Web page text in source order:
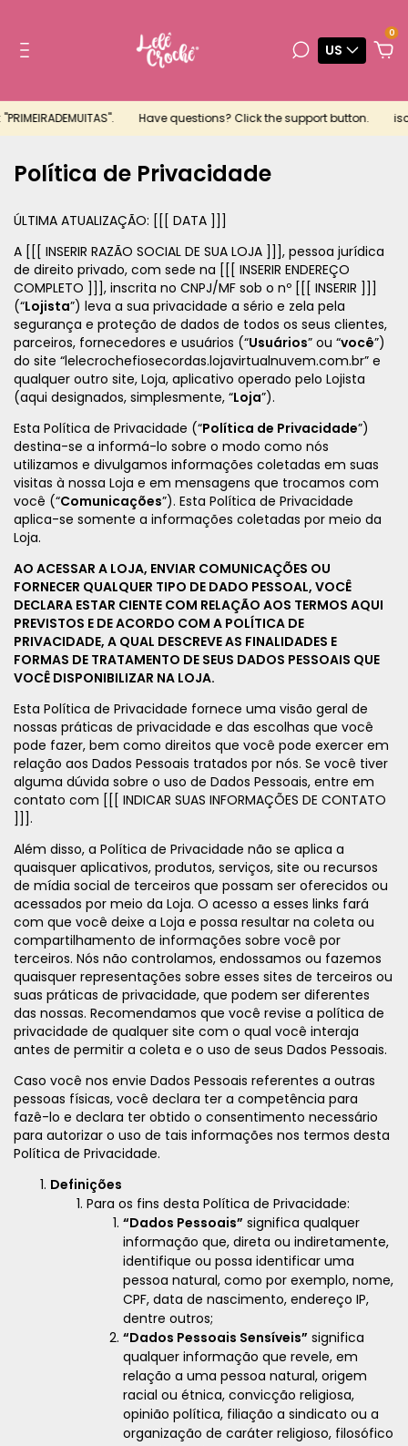
US
0
Have questions? Click the support button. iscount
Política de Privacidade
ÚLTIMA ATUALIZAÇÃO: [[[ DATA ]]]
A [[[ INSERIR RAZÃO SOCIAL DE SUA LOJA ]]], pessoa jurídica
de direito privado, com sede na [[[ INSERIR ENDEREÇO
COMPLETO ]]], inscrita no CNPJ/MF sob o nº [[[ INSERIR ]]]
(“Lojista”) leva a sua privacidade a sério e zela pela
segurança e proteção de dados de todos os seus clientes,
parceiros, fornecedores e usuários (“Usuários” ou “você”)
do site “lelecrochefiosecordas.lojavirtualnuvem.com.br” e
qualquer outro site, Loja, aplicativo operado pelo Lojista
(aqui designados, simplesmente, “Loja”).
Esta Política de Privacidade (“Política de Privacidade”)
destina-se a informá-lo sobre o modo como nós
utilizamos e divulgamos informações coletadas em suas
visitas à nossa Loja e em mensagens que trocamos com
você (“Comunicações”). Esta Política de Privacidade
aplica-se somente a informações coletadas por meio da
Loja.
AO ACESSAR A LOJA, ENVIAR COMUNICAÇÕES OU
FORNECER QUALQUER TIPO DE DADO PESSOAL, VOCÊ
DECLARA ESTAR CIENTE COM RELAÇÃO AOS TERMOS AQUI
PREVISTOS E DE ACORDO COM A POLÍTICA DE
PRIVACIDADE, A QUAL DESCREVE AS FINALIDADES E
FORMAS DE TRATAMENTO DE SEUS DADOS PESSOAIS QUE
VOCÊ DISPONIBILIZAR NA LOJA.
Esta Política de Privacidade fornece uma visão geral de
nossas práticas de privacidade e das escolhas que você
pode fazer, bem como direitos que você pode exercer em
relação aos Dados Pessoais tratados por nós. Se você tiver
alguma dúvida sobre o uso de Dados Pessoais, entre em
contato com [[[ INDICAR SUAS INFORMAÇÕES DE CONTATO
]]].
Além disso, a Política de Privacidade não se aplica a
quaisquer aplicativos, produtos, serviços, site ou recursos
de mídia social de terceiros que possam ser oferecidos ou
acessados por meio da Loja. O acesso a esses links fará
com que você deixe a Loja e possa resultar na coleta ou
compartilhamento de informações sobre você por
terceiros. Nós não controlamos, endossamos ou fazemos
quaisquer representações sobre esses sites de terceiros ou
suas práticas de privacidade, que podem ser diferentes
das nossas. Recomendamos que você revise a política de
privacidade de qualquer site com o qual você interaja
antes de permitir a coleta e o uso de seus Dados Pessoais.
Caso você nos envie Dados Pessoais referentes a outras
pessoas físicas, você declara ter a competência para
fazê-lo e declara ter obtido o consentimento necessário
para autorizar o uso de tais informações nos termos desta
Política de Privacidade.
Definições
Para os fins desta Política de Privacidade:
“Dados Pessoais” significa qualquer
informação que, direta ou indiretamente,
identifique ou possa identificar uma
pessoa natural, como por exemplo, nome,
CPF, data de nascimento, endereço IP,
dentre outros;
“Dados Pessoais Sensíveis” significa
qualquer informação que revele, em
relação a uma pessoa natural, origem
racial ou étnica, convicção religiosa,
opinião política, filiação a sindicato ou a
organização de caráter religioso, filosófico